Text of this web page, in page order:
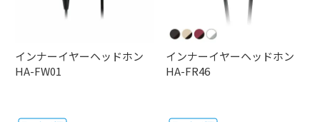
インナーイヤーヘッドホン
HA-FW01
インナーイヤーヘッドホン
HA-FR46